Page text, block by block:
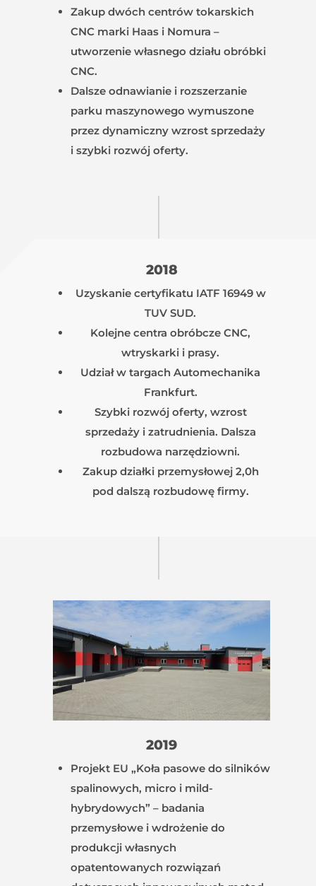
Zakup dwóch centrów tokarskich
CNC marki Haas i Nomura –
utworzenie własnego działu obróbki
CNC.
Dalsze odnawianie i rozszerzanie
parku maszynowego wymuszone
przez dynamiczny wzrost sprzedaży
i szybki rozwój oferty.
2018
Uzyskanie certyfikatu IATF 16949 w
TUV SUD.
Kolejne centra obróbcze CNC,
wtryskarki i prasy.
Udział w targach Automechanika
Frankfurt.
Szybki rozwój oferty, wzrost
sprzedaży i zatrudnienia. Dalsza
rozbudowa narzędziowni.
Zakup działki przemysłowej 2,0h
pod dalszą rozbudowę firmy.
2019
Projekt EU „Koła pasowe do silników
spalinowych, micro i mild-
hybrydowych” – badania
przemysłowe i wdrożenie do
produkcji własnych
opatentowanych rozwiązań